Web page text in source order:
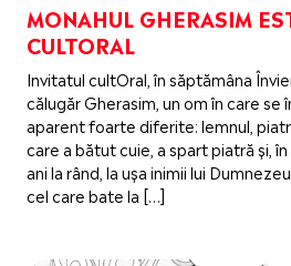
MONAHUL GHERASIM
CULTORAL
Invitatul cultOral, în săptămâna
călugăr Gherasim, un om în care se
aparent foarte diferite: lemnul,
care a bătut cuie, a spart piatră și,
ani la rând, la ușa inimii lui
cel care bate la […]